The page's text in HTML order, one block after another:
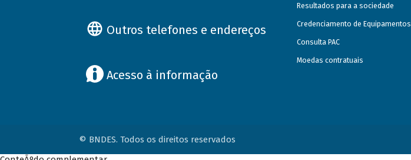
Outros telefones e endereços
Acesso à informação
Resultados para a sociedade
Credenciamento de Equipamentos
Consulta PAC
Moedas contratuais
© BNDES. Todos os direitos reservados